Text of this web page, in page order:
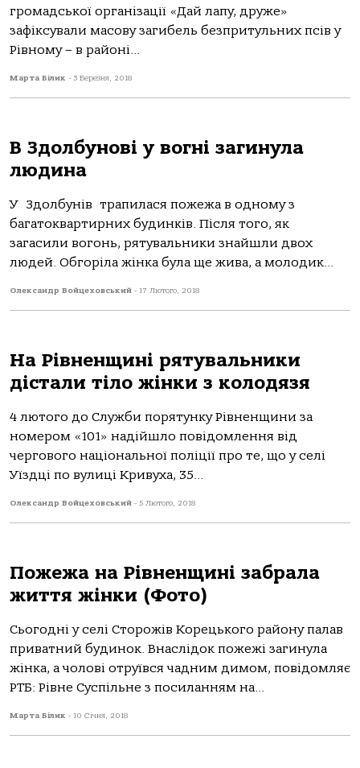
громадської організації «Дай лапу, друже»
зафіксували масову загибель безпритульних псів у
Рівному – в районі...
Марта Білик - 3 Березня, 2018
В Здолбунові у вогні загинула
людина
У Здолбунів трапилася пожежа в одному з
багатоквартирних будинків. Після того, як
загасили вогонь, рятувальники знайшли двох
людей. Обгоріла жінка була ще жива, а молодик...
Олександр Войцеховський - 17 Лютого, 2018
На Рівненщині рятувальники
дістали тіло жінки з колодязя
4 лютого до Служби порятунку Рівненщини за
номером «101» надійшло повідомлення від
чергового національної поліції про те, що у селі
Уїздці по вулиці Кривуха, 35...
Олександр Войцеховський - 5 Лютого, 2018
Пожежа на Рівненщині забрала
життя жінки (Фото)
Сьогодні у селі Сторожів Корецького району палав
приватний будинок. Внаслідок пожежі загинула
жінка, а чолові отруївся чадним димом, повідомляє
РТБ: Рівне Суспільне з посиланням на...
Марта Білик - 10 Січня, 2018